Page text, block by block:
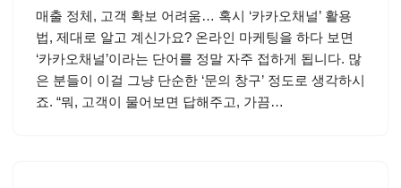
매출 정체, 고객 확보 어려움… 혹시 ‘카카오채널’ 활용
법, 제대로 알고 계신가요? 온라인 마케팅을 하다 보면
‘카카오채널’이라는 단어를 정말 자주 접하게 됩니다. 많
은 분들이 이걸 그냥 단순한 ‘문의 창구’ 정도로 생각하시
죠. “뭐, 고객이 물어보면 답해주고, 가끔…